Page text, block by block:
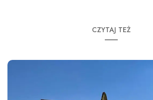
CZYTAJ TEŻ